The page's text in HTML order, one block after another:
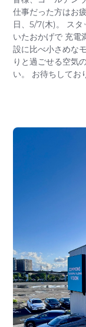
仕事だった方はお
日、5/7(木)。 ス
いたおかげで 充電
設に比べ小さめな
りと過ごせる空気
い。 お待ちしてお